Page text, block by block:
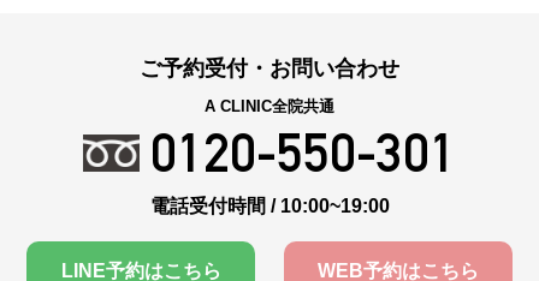
ご予約受付・お問い合わせ
A CLINIC全院共通
0120-550-301
電話受付時間 / 10:00~19:00
LINE予約はこちら WEB予約はこちら